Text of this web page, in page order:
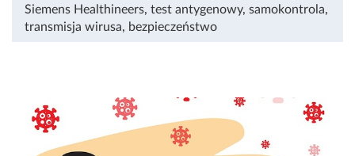
Siemens Healthineers, test antygenowy, samokontrola,
transmisja wirusa, bezpieczeństwo